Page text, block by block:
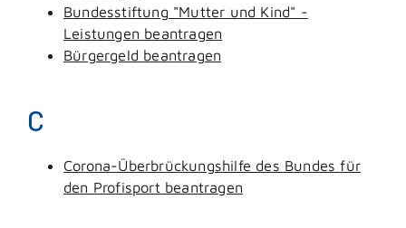
Bundesstiftung "Mutter und Kind" -
Leistungen beantragen
Bürgergeld beantragen
C
Corona-Überbrückungshilfe des Bundes für
den Profisport beantragen